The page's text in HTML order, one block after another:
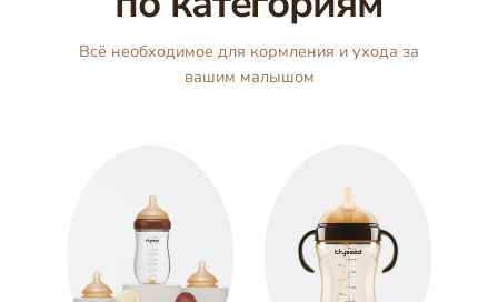
Всё необходимое для кормления и ухода за
вашим малышом